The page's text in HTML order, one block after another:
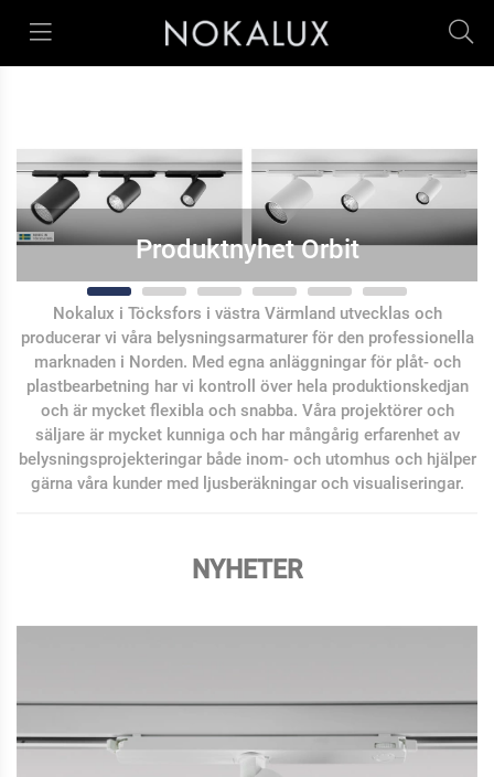
Nokalux i Töcksfors i västra Värmland utvecklas och
producerar vi våra belysningsarmaturer för den professionella
marknaden i Norden. Med egna anläggningar för plåt- och
plastbearbetning har vi kontroll över hela produktionskedjan
och är mycket flexibla och snabba. Våra projektörer och
säljare är mycket kunniga och har mångårig erfarenhet av
belysningsprojekteringar både inom- och utomhus och hjälper
gärna våra kunder med ljusberäkningar och visualiseringar.
NYHETER